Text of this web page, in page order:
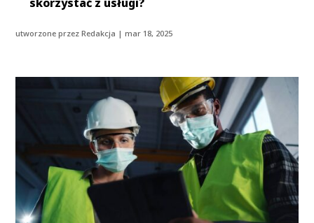
utworzone przezRedakcja |mar 18, 2025